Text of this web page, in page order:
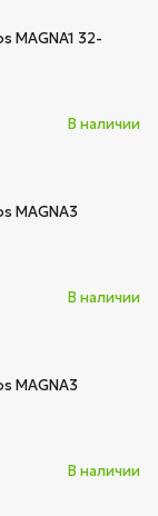
MAGNA1 32-
В наличии
MAGNA3
В наличии
MAGNA3
В наличии